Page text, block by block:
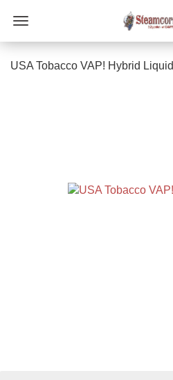
USA Tobacco VAP! Hybrid Liquid